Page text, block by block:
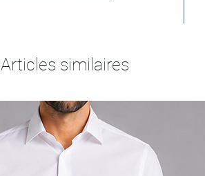
Articles similaires